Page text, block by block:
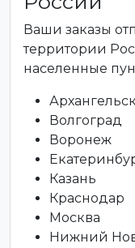
Ваши заказы
территории
населенные
Архангельск
Волгоград
Воронеж
Казань
Краснодар
Москва
Нижний